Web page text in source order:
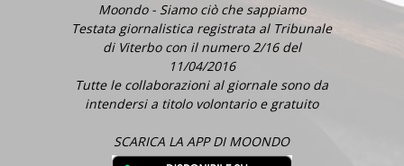
Moondo - Siamo ciò che sappiamo
Testata giornalistica registrata al Tribunale
di Viterbo con il numero 2/16 del
11/04/2016
Tutte le collaborazioni al giornale sono da
intendersi a titolo volontario e gratuito
SCARICA LA APP DI MOONDO